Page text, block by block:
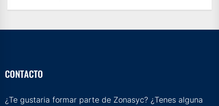
CONTACTO
¿Te gustaria formar parte de Zonasyc? ¿Tenes alguna